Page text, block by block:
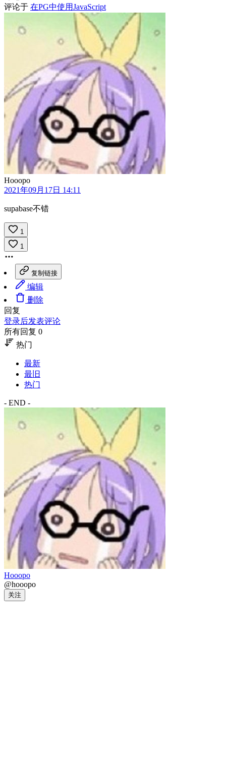
评论于 在PG中使用JavaScript
Hooopo
2021年09月17日 14:11
supabase不错
1
1
复制链接
编辑
删除
回复
登录后发表评论
所有回复 0
热门
最新
最旧
热门
- END -
Hooopo
@hooopo
关注